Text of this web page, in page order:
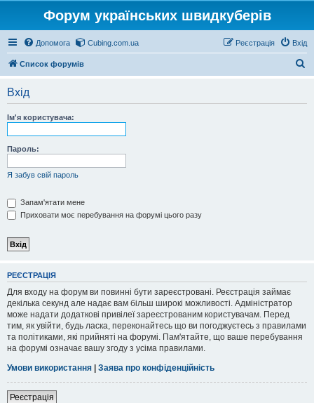
Форум українських швидкуберів
Допомога Cubing.com.ua Вхід
Реєстрація
Список форумів
Вхід
Ім'я користувача:
Пароль:
Я забув свій пароль
Запам'ятати мене
Приховати моє перебування на форумі цього разу
РЕЄСТРАЦІЯ
Для входу на форум ви повинні бути зареєстровані. Реєстрація займає
декілька секунд але надає вам більш широкі можливості. Адміністратор
може надати додаткові привілеї зареєстрованим користувачам. Перед
тим, як увійти, будь ласка, переконайтесь що ви погоджуєтесь з правилами
та політиками, які прийняті на форумі. Пам'ятайте, що ваше перебування
на форумі означає вашу згоду з усіма правилами.
Умови використання | Заява про конфіденційність
Реєстрація